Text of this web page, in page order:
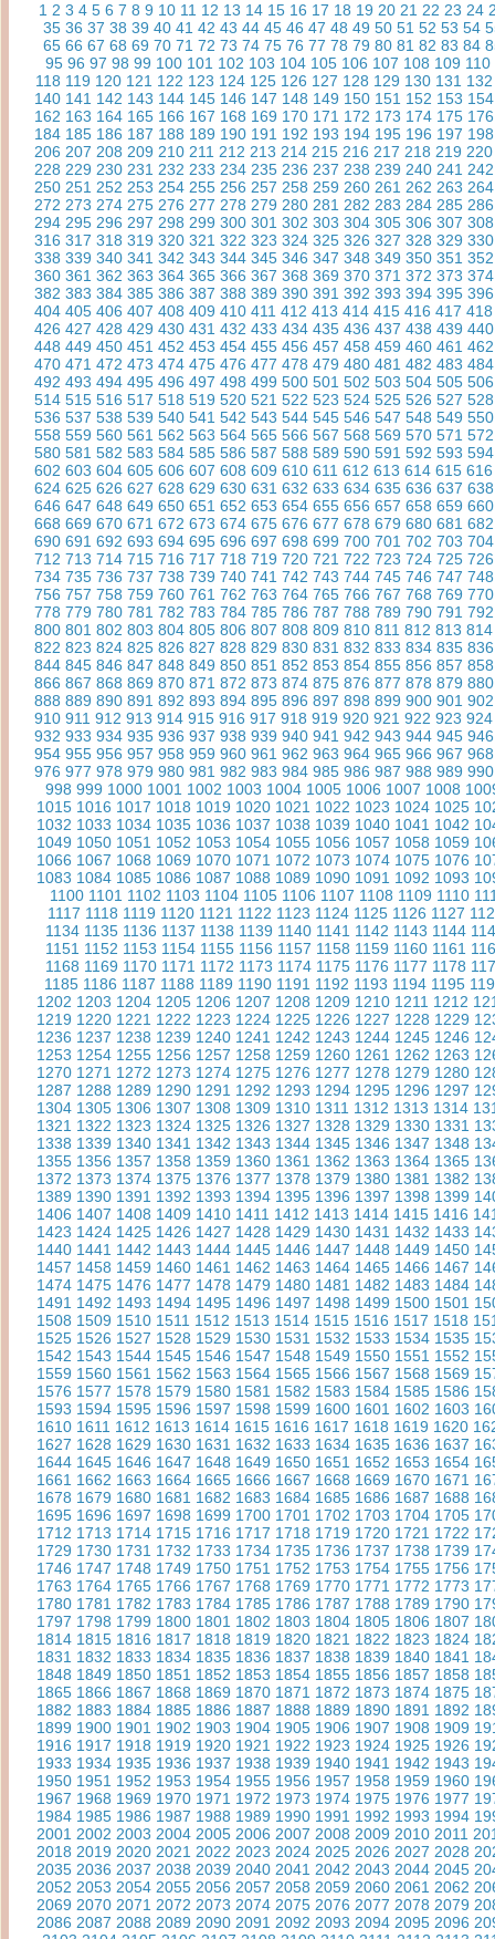
1 2 3 4 5 6 7 8 9 10 11 12 13 14 15 16 17 18 19 20 21 22 23 24
35 36 37 38 39 40 41 42 43 44 45 46 47 48 49 50 51 52 53 54
65 66 67 68 69 70 71 72 73 74 75 76 77 78 79 80 81 82 83 84
95 96 97 98 99 100 101 102 103 104 105 106 107 108 109 110
118 119 120 121 122 123 124 125 126 127 128 129 130 131 132
140 141 142 143 144 145 146 147 148 149 150 151 152 153 154
162 163 164 165 166 167 168 169 170 171 172 173 174 175 176
184 185 186 187 188 189 190 191 192 193 194 195 196 197 198
206 207 208 209 210 211 212 213 214 215 216 217 218 219 220
228 229 230 231 232 233 234 235 236 237 238 239 240 241 242
250 251 252 253 254 255 256 257 258 259 260 261 262 263 264
272 273 274 275 276 277 278 279 280 281 282 283 284 285 286
294 295 296 297 298 299 300 301 302 303 304 305 306 307 308
316 317 318 319 320 321 322 323 324 325 326 327 328 329 330
338 339 340 341 342 343 344 345 346 347 348 349 350 351 352
360 361 362 363 364 365 366 367 368 369 370 371 372 373 374
382 383 384 385 386 387 388 389 390 391 392 393 394 395 396
404 405 406 407 408 409 410 411 412 413 414 415 416 417 418
426 427 428 429 430 431 432 433 434 435 436 437 438 439 440
448 449 450 451 452 453 454 455 456 457 458 459 460 461 462
470 471 472 473 474 475 476 477 478 479 480 481 482 483 484
492 493 494 495 496 497 498 499 500 501 502 503 504 505 506
514 515 516 517 518 519 520 521 522 523 524 525 526 527 528
536 537 538 539 540 541 542 543 544 545 546 547 548 549 550
558 559 560 561 562 563 564 565 566 567 568 569 570 571 572
580 581 582 583 584 585 586 587 588 589 590 591 592 593 594
602 603 604 605 606 607 608 609 610 611 612 613 614 615 616
624 625 626 627 628 629 630 631 632 633 634 635 636 637 638
646 647 648 649 650 651 652 653 654 655 656 657 658 659 660
668 669 670 671 672 673 674 675 676 677 678 679 680 681 682
690 691 692 693 694 695 696 697 698 699 700 701 702 703 704
712 713 714 715 716 717 718 719 720 721 722 723 724 725 726
734 735 736 737 738 739 740 741 742 743 744 745 746 747 748
756 757 758 759 760 761 762 763 764 765 766 767 768 769 770
778 779 780 781 782 783 784 785 786 787 788 789 790 791 792
800 801 802 803 804 805 806 807 808 809 810 811 812 813 814
822 823 824 825 826 827 828 829 830 831 832 833 834 835 836
844 845 846 847 848 849 850 851 852 853 854 855 856 857 858
866 867 868 869 870 871 872 873 874 875 876 877 878 879 880
888 889 890 891 892 893 894 895 896 897 898 899 900 901 902
910 911 912 913 914 915 916 917 918 919 920 921 922 923 924
932 933 934 935 936 937 938 939 940 941 942 943 944 945 946
954 955 956 957 958 959 960 961 962 963 964 965 966 967 968
976 977 978 979 980 981 982 983 984 985 986 987 988 989 990
998 999 1000 1001 1002 1003 1004 1005 1006 1007 1008
1015 1016 1017 1018 1019 1020 1021 1022 1023 1024 1025
1032 1033 1034 1035 1036 1037 1038 1039 1040 1041 1042
1049 1050 1051 1052 1053 1054 1055 1056 1057 1058 1059
1066 1067 1068 1069 1070 1071 1072 1073 1074 1075 1076
1083 1084 1085 1086 1087 1088 1089 1090 1091 1092 1093
1100 1101 1102 1103 1104 1105 1106 1107 1108 1109 1110
1117 1118 1119 1120 1121 1122 1123 1124 1125 1126 1127
1134 1135 1136 1137 1138 1139 1140 1141 1142 1143 1144
1151 1152 1153 1154 1155 1156 1157 1158 1159 1160 1161
1168 1169 1170 1171 1172 1173 1174 1175 1176 1177 1178
1185 1186 1187 1188 1189 1190 1191 1192 1193 1194 1195
1202 1203 1204 1205 1206 1207 1208 1209 1210 1211 1212
1219 1220 1221 1222 1223 1224 1225 1226 1227 1228 1229
1236 1237 1238 1239 1240 1241 1242 1243 1244 1245 1246
1253 1254 1255 1256 1257 1258 1259 1260 1261 1262 1263
1270 1271 1272 1273 1274 1275 1276 1277 1278 1279 1280
1287 1288 1289 1290 1291 1292 1293 1294 1295 1296 1297
1304 1305 1306 1307 1308 1309 1310 1311 1312 1313 1314
1321 1322 1323 1324 1325 1326 1327 1328 1329 1330 1331
1338 1339 1340 1341 1342 1343 1344 1345 1346 1347 1348
1355 1356 1357 1358 1359 1360 1361 1362 1363 1364 1365
1372 1373 1374 1375 1376 1377 1378 1379 1380 1381 1382
1389 1390 1391 1392 1393 1394 1395 1396 1397 1398 1399
1406 1407 1408 1409 1410 1411 1412 1413 1414 1415 1416
1423 1424 1425 1426 1427 1428 1429 1430 1431 1432 1433
1440 1441 1442 1443 1444 1445 1446 1447 1448 1449 1450
1457 1458 1459 1460 1461 1462 1463 1464 1465 1466 1467
1474 1475 1476 1477 1478 1479 1480 1481 1482 1483 1484
1491 1492 1493 1494 1495 1496 1497 1498 1499 1500 1501
1508 1509 1510 1511 1512 1513 1514 1515 1516 1517 1518
1525 1526 1527 1528 1529 1530 1531 1532 1533 1534 1535
1542 1543 1544 1545 1546 1547 1548 1549 1550 1551 1552
1559 1560 1561 1562 1563 1564 1565 1566 1567 1568 1569
1576 1577 1578 1579 1580 1581 1582 1583 1584 1585 1586
1593 1594 1595 1596 1597 1598 1599 1600 1601 1602 1603
1610 1611 1612 1613 1614 1615 1616 1617 1618 1619 1620
1627 1628 1629 1630 1631 1632 1633 1634 1635 1636 1637
1644 1645 1646 1647 1648 1649 1650 1651 1652 1653 1654
1661 1662 1663 1664 1665 1666 1667 1668 1669 1670 1671
1678 1679 1680 1681 1682 1683 1684 1685 1686 1687 1688
1695 1696 1697 1698 1699 1700 1701 1702 1703 1704 1705
1712 1713 1714 1715 1716 1717 1718 1719 1720 1721 1722
1729 1730 1731 1732 1733 1734 1735 1736 1737 1738 1739
1746 1747 1748 1749 1750 1751 1752 1753 1754 1755 1756
1763 1764 1765 1766 1767 1768 1769 1770 1771 1772 1773
1780 1781 1782 1783 1784 1785 1786 1787 1788 1789 1790
1797 1798 1799 1800 1801 1802 1803 1804 1805 1806 1807
1814 1815 1816 1817 1818 1819 1820 1821 1822 1823 1824
1831 1832 1833 1834 1835 1836 1837 1838 1839 1840 1841
1848 1849 1850 1851 1852 1853 1854 1855 1856 1857 1858
1865 1866 1867 1868 1869 1870 1871 1872 1873 1874 1875
1882 1883 1884 1885 1886 1887 1888 1889 1890 1891 1892
1899 1900 1901 1902 1903 1904 1905 1906 1907 1908 1909
1916 1917 1918 1919 1920 1921 1922 1923 1924 1925 1926
1933 1934 1935 1936 1937 1938 1939 1940 1941 1942 1943
1950 1951 1952 1953 1954 1955 1956 1957 1958 1959 1960
1967 1968 1969 1970 1971 1972 1973 1974 1975 1976 1977
1984 1985 1986 1987 1988 1989 1990 1991 1992 1993 1994
2001 2002 2003 2004 2005 2006 2007 2008 2009 2010 2011
2018 2019 2020 2021 2022 2023 2024 2025 2026 2027 2028
2035 2036 2037 2038 2039 2040 2041 2042 2043 2044 2045
2052 2053 2054 2055 2056 2057 2058 2059 2060 2061 2062
2069 2070 2071 2072 2073 2074 2075 2076 2077 2078 2079
2086 2087 2088 2089 2090 2091 2092 2093 2094 2095 2096